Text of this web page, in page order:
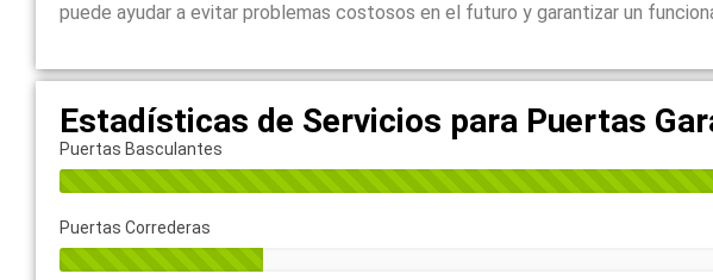
puede ayudar a evitar problemas costosos en el futuro y garantizar un
Estadísticas de Servicios para Puertas
Puertas Basculantes
Puertas Correderas